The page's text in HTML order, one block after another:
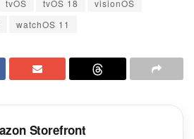
tvOS tvOS 18
visionOS
watchOS 11
Storefront